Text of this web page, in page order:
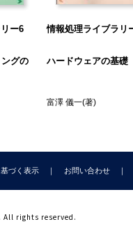
ー6
グの
情報処理ライブラリ
ハードウェアの基礎
富澤 儀一(著)
づく表示 お問い合わせ
All rights reserved.